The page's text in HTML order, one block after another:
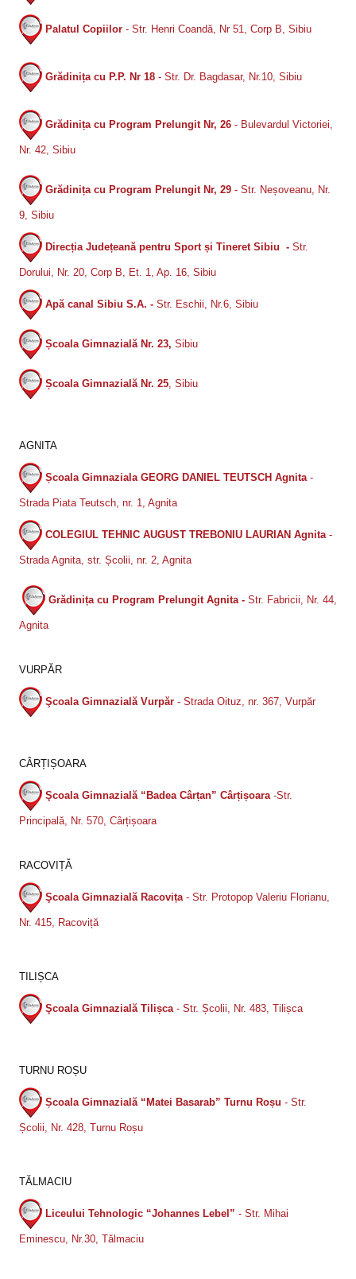
Palatul Copiilor - Str. Henri Coandă, Nr 51, Corp B, Sibiu
Grădinița cu P.P. Nr 18 - Str. Dr. Bagdasar, Nr.10, Sibiu
Grădinița cu Program Prelungit Nr, 26 - Bulevardul Victoriei,
Nr. 42, Sibiu
Grădinița cu Program Prelungit Nr, 29 - Str. Neșoveanu, Nr.
9, Sibiu
Direcția Județeană pentru Sport și Tineret Sibiu - Str.
Dorului, Nr. 20, Corp B, Et. 1, Ap. 16, Sibiu
Apă canal Sibiu S.A. - Str. Eschii, Nr.6, Sibiu
Școala Gimnazială Nr. 23, Sibiu
Școala Gimnazială Nr. 25 , Sibiu
AGNITA
Școala Gimnaziala GEORG DANIEL TEUTSCH Agnita -
Strada Piata Teutsch, nr. 1, Agnita
COLEGIUL TEHNIC AUGUST TREBONIU LAURIAN Agnita -
Strada Agnita, str. Școlii, nr. 2, Agnita
Grădinița cu Program Prelungit Agnita - Str. Fabricii, Nr. 44,
Agnita
VURPĂR
Şcoala Gimnazială Vurpăr - Strada Oituz, nr. 367, Vurpăr
CÂRȚIȘOARA
Şcoala Gimnazială “Badea Cârțan” Cârțișoara -Str.
Principală, Nr. 570, Cârțișoara
RACOVIȚĂ
Şcoala Gimnazială Racovița - Str. Protopop Valeriu Florianu,
Nr. 415, Racoviță
TILIȘCA
Şcoala Gimnazială Tilișca - Str. Școlii, Nr. 483, Tilișca
TURNU ROȘU
Școala Gimnazială “Matei Basarab” Turnu Roșu - Str.
Școlii, Nr. 428, Turnu Roșu
TĂLMACIU
Liceului Tehnologic “Johannes Lebel” - Str. Mihai
Eminescu, Nr.30, Tălmaciu